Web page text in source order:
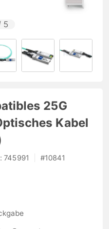
5
25G
Kabel
745991 #10841